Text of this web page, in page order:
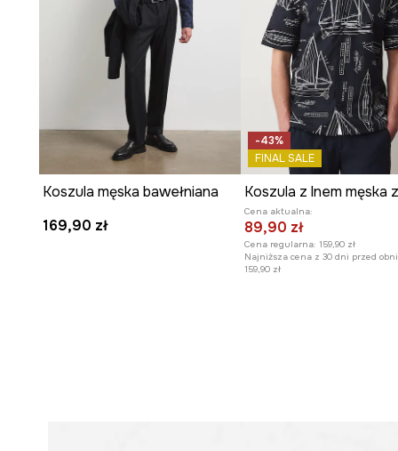
Koszula męska bawełniana
169,90 zł
-43%
FINAL SALE
Cena aktualna:
89,90 zł
Cena regularna: 159,90 zł
Najniższa cena z 30 dni przed
159,90 zł